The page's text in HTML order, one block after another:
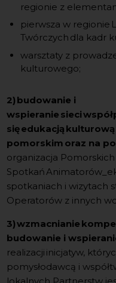
regionie z
pierwsza w regionie
Twórczych dla kadr
warsztaty z
kulturowego;
2) budowanie i
wspieranie sieci
się edukacją
pomorskim oraz na
organizacja Pomorskich
Spotkań
spotkaniach i wizytach
Operatorów z innych
3)wzmacnianie
budowanie i
realizacji inicjatyw,
pomysłodawcą i